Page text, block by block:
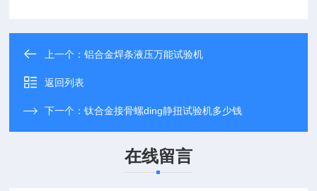
上一个：铝合金焊条液压万能试验机
返回列表
下一个：钛合金接骨螺ding静扭试验机多少钱
在线留言